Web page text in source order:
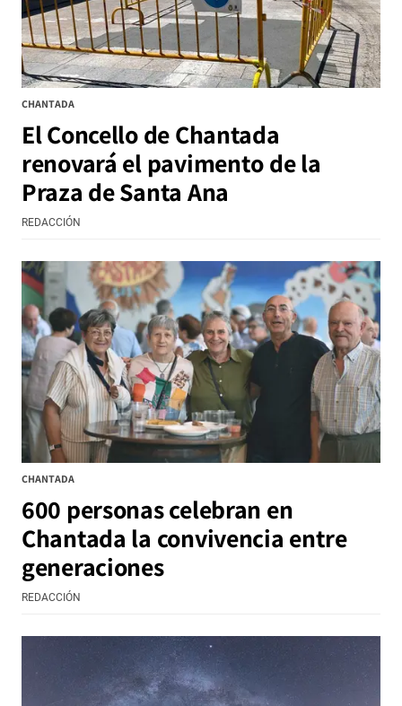
CHANTADA
El Concello de Chantada
renovará el pavimento de la
Praza de Santa Ana
REDACCIÓN
CHANTADA
600 personas celebran en
Chantada la convivencia entre
generaciones
REDACCIÓN